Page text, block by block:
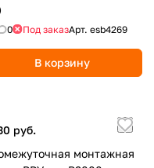
0 Под заказАрт. esb4269
В корзину
руб.
монтажная